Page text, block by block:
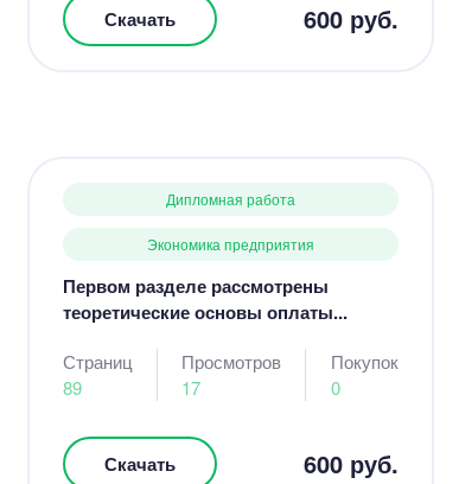
Скачать 600 руб.
Дипломная работа
Экономика предприятия
Первом разделе рассмотрены
теоретические основы оплаты...
Страниц
89
Просмотров
17
Покупок
0
Скачать 600 руб.